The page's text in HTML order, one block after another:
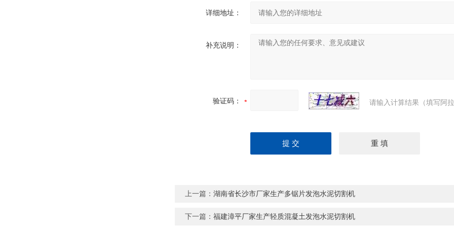
详细地址：
补充说明：
验证码： 请输入计算结果（填写阿
上一篇：湖南省长沙市厂家生产多锯片发泡水泥切割机
下一篇：福建漳平厂家生产轻质混凝土发泡水泥切割机